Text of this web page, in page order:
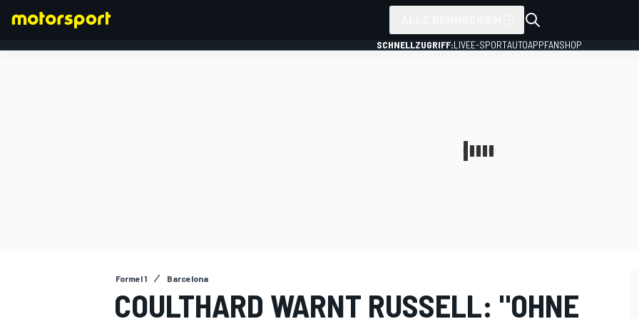
SCHNELLZUGRIFF:LIVEE-SPORTAUTOAPPFANSHOP
Formel 1 Barcelona
COULTHARD WARNT RUSSELL: "OHNE